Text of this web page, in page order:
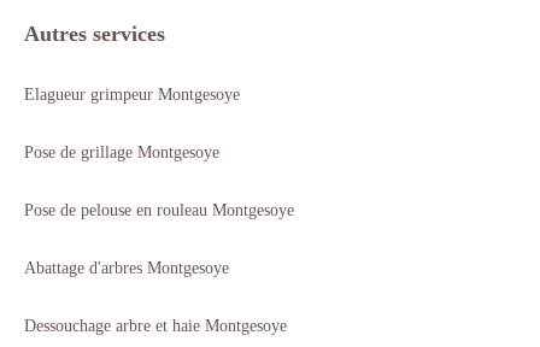
Autres services
Elagueur grimpeur Montgesoye
Pose de grillage Montgesoye
Pose de pelouse en rouleau Montgesoye
Abattage d'arbres Montgesoye
Dessouchage arbre et haie Montgesoye